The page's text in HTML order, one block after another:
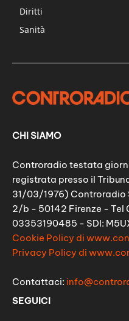
Diritti
Sanità
CHI SIAMO
Controradio testata
registrata presso il
31/03/1976) Controradio
2/b - 50142 Firenze - Tel
03353190485 - SDI:
Cookie Policy di
Privacy Policy di
Contattaci:
SEGUICI